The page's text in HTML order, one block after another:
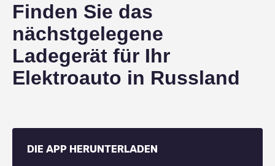
Finden Sie das
nächstgelegene
Ladegerät für Ihr
Elektroauto in Russland
DIE APP HERUNTERLADEN